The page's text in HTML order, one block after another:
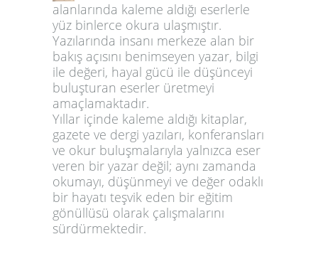
alanlarında kaleme aldığı eserlerle
yüz binlerce okura ulaşmıştır.
Yazılarında insanı merkeze alan bir
bakış açısını benimseyen yazar, bilgi
ile değeri, hayal gücü ile düşünceyi
buluşturan eserler üretmeyi
amaçlamaktadır.
Yıllar içinde kaleme aldığı kitaplar,
gazete ve dergi yazıları, konferansları
ve okur buluşmalarıyla yalnızca eser
veren bir yazar değil; aynı zamanda
okumayı, düşünmeyi ve değer odaklı
bir hayatı teşvik eden bir eğitim
gönüllüsü olarak çalışmalarını
sürdürmektedir.